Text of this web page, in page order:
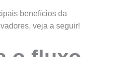
benefícios da
veja a seguir!